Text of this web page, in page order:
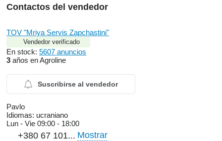
Contactos del vendedor
TOV "Mriya Servis Zapchastini"
Vendedor verificado
En stock: 5607 anuncios
3 años en Agroline
Suscribirse al vendedor
Pavlo
Idiomas: ucraniano
Lun - Vie 09:00 - 18:00
+380 67 101... Mostrar